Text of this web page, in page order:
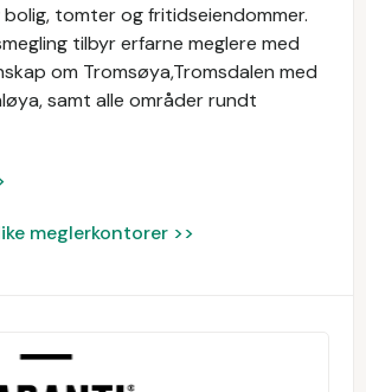
bolig, tomter og fritidseiendommer.
tilbyr erfarne meglere med
om Tromsøya,Tromsdalen med
samt alle områder rundt
meglerkontorer >>